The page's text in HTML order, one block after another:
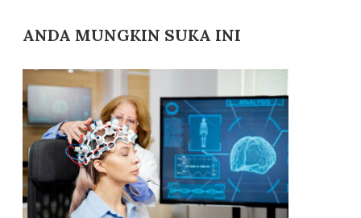
ANDA MUNGKIN SUKA INI